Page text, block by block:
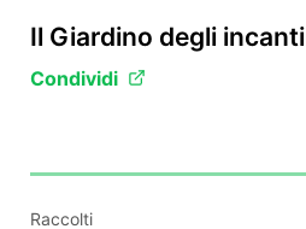
Il Giardino degli incanti
Condividi
Raccolti